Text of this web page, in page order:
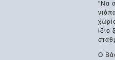
"Να
ίδιο
Ο